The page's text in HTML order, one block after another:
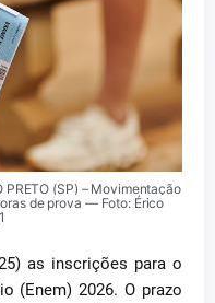
PRETO (SP) – Movimentação
de prova — Foto: Érico
as inscrições para o
(Enem) 2026. O prazo